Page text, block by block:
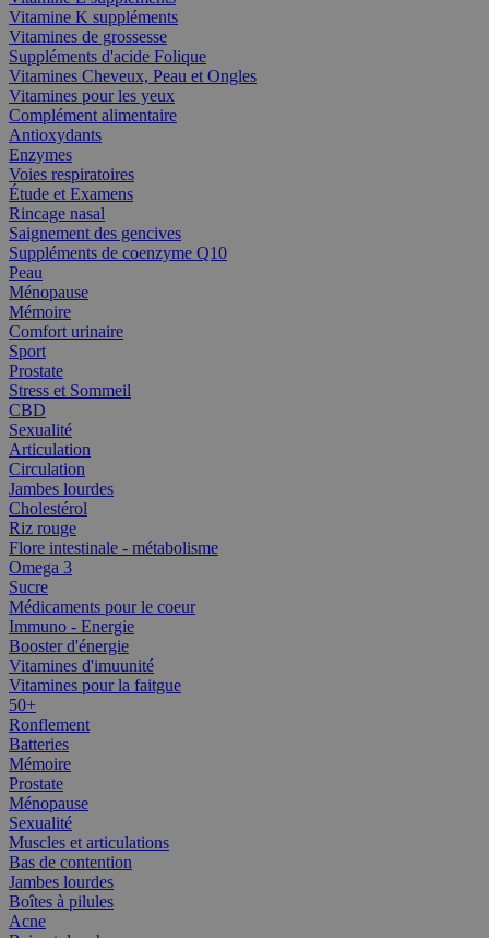
Vitamine K suppléments
Vitamines de grossesse
Suppléments d'acide Folique
Vitamines Cheveux, Peau et Ongles
Vitamines pour les yeux
Complément alimentaire
Antioxydants
Enzymes
Voies respiratoires
Étude et Examens
Rincage nasal
Saignement des gencives
Suppléments de coenzyme Q10
Peau
Ménopause
Mémoire
Comfort urinaire
Sport
Prostate
Stress et Sommeil
CBD
Sexualité
Articulation
Circulation
Jambes lourdes
Cholestérol
Riz rouge
Flore intestinale - métabolisme
Omega 3
Sucre
Médicaments pour le coeur
Immuno - Energie
Booster d'énergie
Vitamines d'imuunité
Vitamines pour la faitgue
50+
Ronflement
Batteries
Mémoire
Prostate
Ménopause
Sexualité
Muscles et articulations
Bas de contention
Jambes lourdes
Boîtes à pilules
Acne